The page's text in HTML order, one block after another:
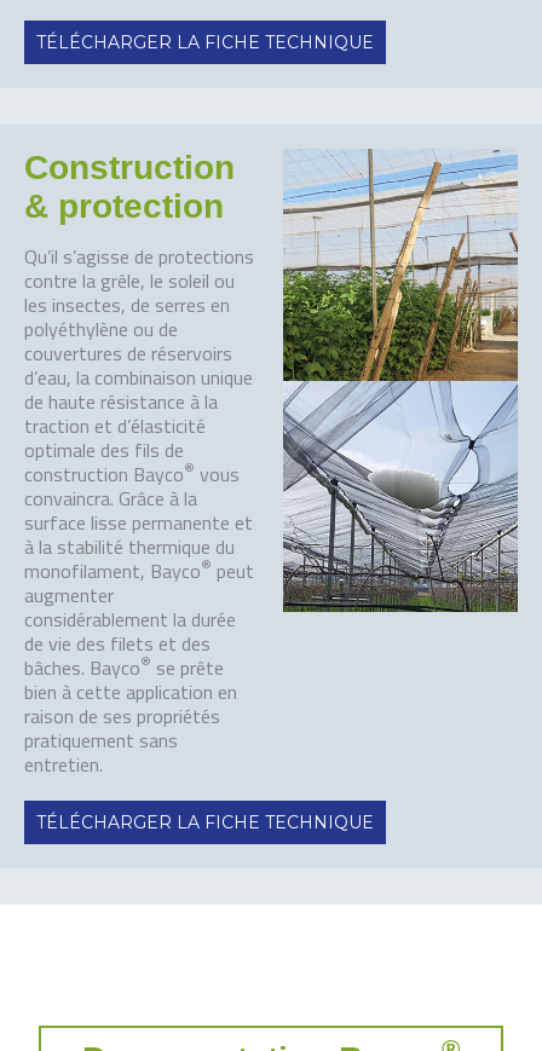
TÉLÉCHARGER LA FICHE TECHNIQUE
Construction
& protection
Qu’il s’agisse de protections
contre la grêle, le soleil ou
les insectes, de serres en
polyéthylène ou de
couvertures de réservoirs
d’eau, la combinaison unique
de haute résistance à la
traction et d’élasticité
optimale des fils de
construction Bayco® vous
convaincra. Grâce à la
surface lisse permanente et
à la stabilité thermique du
monofilament, Bayco® peut
augmenter
considérablement la durée
de vie des filets et des
bâches. Bayco® se prête
bien à cette application en
raison de ses propriétés
pratiquement sans
entretien.
TÉLÉCHARGER LA FICHE TECHNIQUE